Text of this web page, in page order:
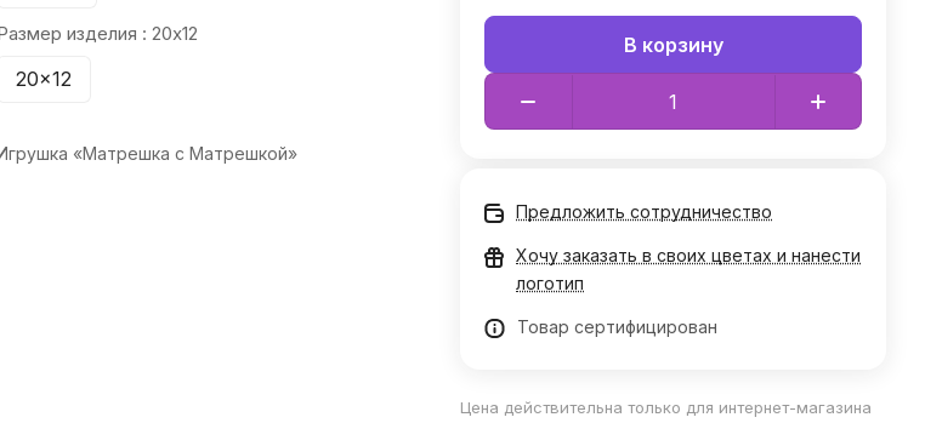
изделия : 20x12
20x12
«Матрешка с Матрешкой»
В корзину
Предложить сотрудничество
Хочу заказать в своих цветах и нанести
логотип
Товар сертифицирован
Цена действительна только для интернет-магазина